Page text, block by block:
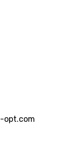
opt.com